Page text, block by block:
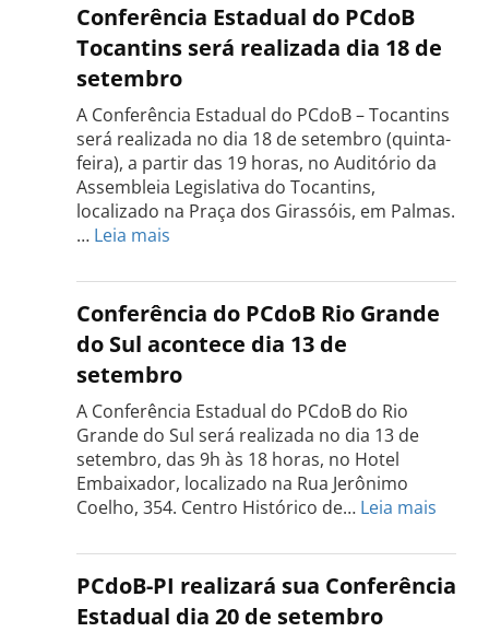
Conferência Estadual do PCdoB
Tocantins será realizada dia 18 de
setembro
A Conferência Estadual do PCdoB – Tocantins
será realizada no dia 18 de setembro (quinta-
feira), a partir das 19 horas, no Auditório da
Assembleia Legislativa do Tocantins,
localizado na Praça dos Girassóis, em Palmas.
… Leia mais
Estadual
do
PCdoB
Tocantins
será
realizada
dia
18
de
setembro
Conferência do PCdoB Rio Grande
do Sul acontece dia 13 de
setembro
A Conferência Estadual do PCdoB do Rio
Grande do Sul será realizada no dia 13 de
setembro, das 9h às 18 horas, no Hotel
Embaixador, localizado na Rua Jerônimo
Coelho, 354. Centro Histórico de… Leia mais
do
PCdoB
Rio
PCdoB-PI realizará sua Conferência
Estadual dia 20 de setembro